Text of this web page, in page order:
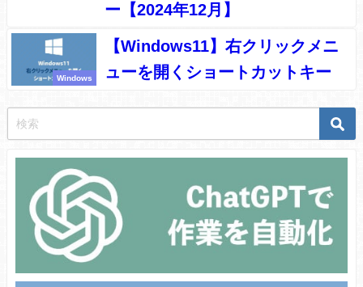
ー【2024年12月】
Windows
【Windows11】右クリックメニ
ューを開くショートカットキー